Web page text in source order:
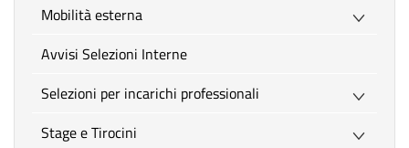
Mobilità esterna
Avvisi Selezioni Interne
Selezioni per incarichi professionali
Stage e Tirocini